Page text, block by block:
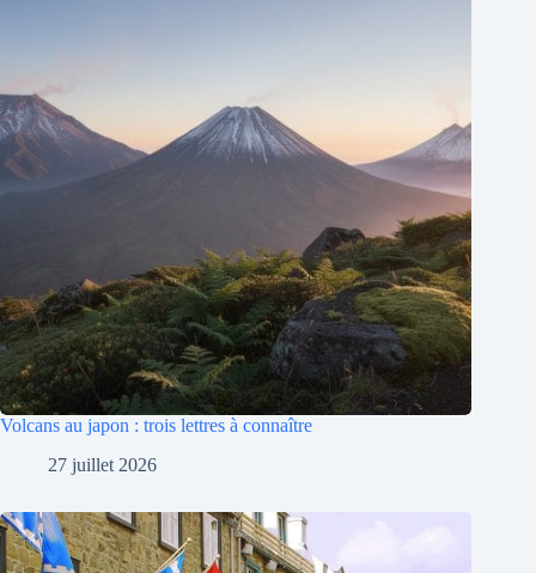
Volcans au japon : trois lettres à connaître
27 juillet 2026